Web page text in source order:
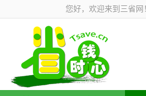
您好，欢迎来到三省网！